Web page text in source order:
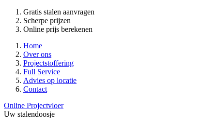
Gratis stalen aanvragen
Scherpe prijzen
Online prijs berekenen
Home
Over ons
Projectstoffering
Full Service
Advies op locatie
Contact
Online Projectvloer
Uw stalendoosje